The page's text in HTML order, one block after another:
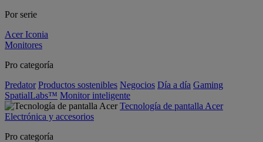
Por serie
Acer Iconia
Monitores
Pro categoría
Predator Productos sostenibles Negocios Día a día Gaming
SpatialLabs™ Monitor inteligente
Tecnología de pantalla Acer
Electrónica y accesorios
Pro categoría